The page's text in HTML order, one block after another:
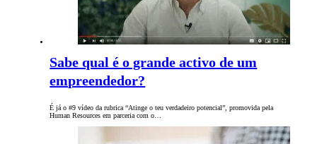
Sabe qual é o grande activo de um
empreendedor?
É já o #9 vídeo da rubrica “Atinge o teu verdadeiro potencial”, promovida pela
Human Resources em parceria com o…